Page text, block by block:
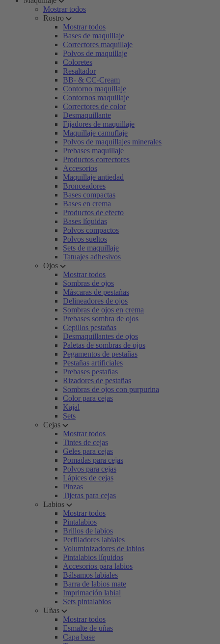
Mostrar todos
Rostro
Mostrar todos
Bases de maquillaje
Correctores maquillaje
Polvos de maquillaje
Coloretes
Resaltador
BB- & CC-Cream
Contorno maquillaje
Contornos maquillaje
Correctores de color
Desmaquillante
Fijadores de maquillaje
Maquillaje camuflaje
Polvos de maquillajes minerales
Prebases maquillaje
Productos correctores
Accesorios
Maquillaje antiedad
Bronceadores
Bases compactas
Bases en crema
Productos de efecto
Bases líquidas
Polvos compactos
Polvos sueltos
Sets de maquillaje
Tatuajes adhesivos
Ojos
Mostrar todos
Sombras de ojos
Máscaras de pestañas
Delineadores de ojos
Sombras de ojos en crema
Prebases sombra de ojos
Cepillos pestañas
Desmaquillantes de ojos
Paletas de sombras de ojos
Pegamentos de pestañas
Pestañas artificiales
Prebases pestañas
Rizadores de pestañas
Sombras de ojos con purpurina
Color para cejas
Kajal
Sets
Cejas
Mostrar todos
Tintes de cejas
Geles para cejas
Pomadas para cejas
Polvos para cejas
Lápices de cejas
Pinzas
Tijeras para cejas
Labios
Mostrar todos
Pintalabios
Brillos de labios
Perfiladores labiales
Voluminizadores de labios
Pintalabios líquidos
Accesorios para labios
Bálsamos labiales
Barra de labios mate
Imprimación labial
Sets pintalabios
Uñas
Mostrar todos
Esmalte de uñas
Capa base